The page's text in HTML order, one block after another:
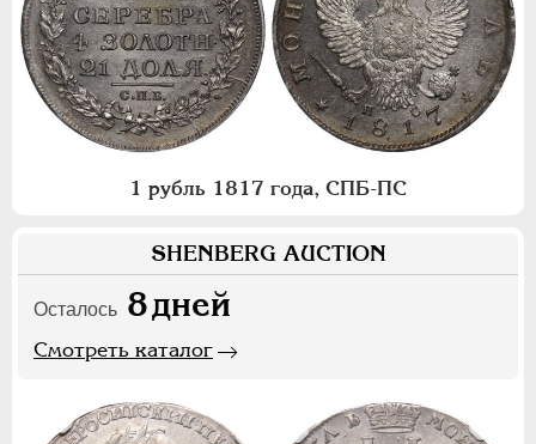
1 рубль 1817 года, СПБ-ПС
SHENBERG AUCTION
Осталось 8дней
Смотреть каталог